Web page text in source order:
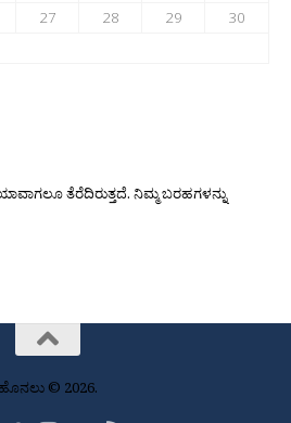
27 28 29
30
ತೆರೆದಿರುತ್ತದೆ. ನಿಮ್ಮ ಬರಹಗಳನ್ನು
ಹೊನಲು © 2026.